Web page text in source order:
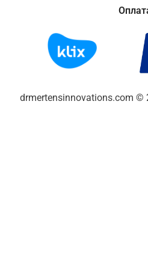
drmertensinnovations.com ©